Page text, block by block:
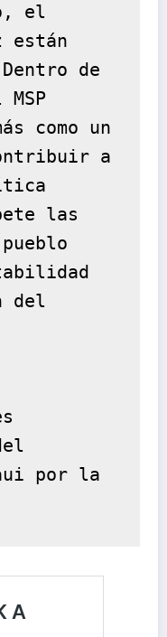
el
están
de
como un
a
las
del
por la